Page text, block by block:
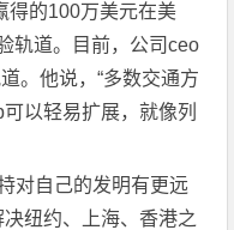
得的100万美元在美
轨道。目前，公司ceo
。他说，“多数交通方
以轻易扩展，就像列
对自己的发明有更远
纽约、上海、香港之